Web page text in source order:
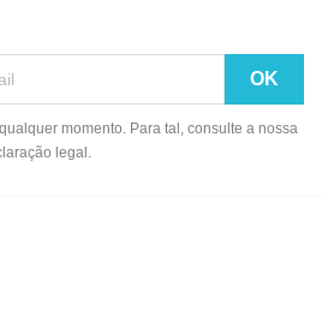
momento. Para tal, consulte a nossa
legal.